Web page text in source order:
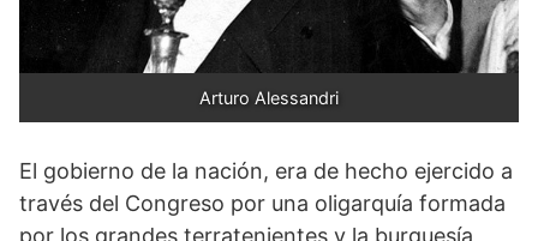
Arturo Alessandri
El gobierno de la nación, era de hecho ejercido a
través del Congreso por una oligarquía formada
por los grandes terratenientes y la burguesía